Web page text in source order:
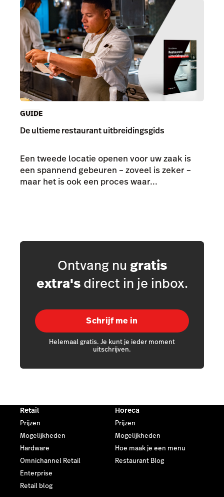
GUIDE
De ultieme restaurant uitbreidingsgids
Een tweede locatie openen voor uw zaak is
een spannend gebeuren – zoveel is zeker –
maar het is ook een proces waar...
Ontvang nu gratis
extra'sdirect in je inbox.
Schrijf me in
Helemaal gratis. Je kunt je ieder moment
uitschrijven.
Retail
Prijzen
Mogelijkheden
Hardware
Omnichannel Retail
Enterprise
Retail blog
Horeca
Prijzen
Mogelijkheden
Hoe maak je een menu
Restaurant Blog